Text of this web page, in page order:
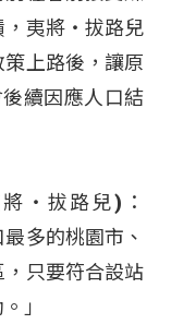
，夷將‧拔路兒
上路後，讓原
續因應人口結
‧拔路兒)：
多的桃園市、
只要符合設站
」